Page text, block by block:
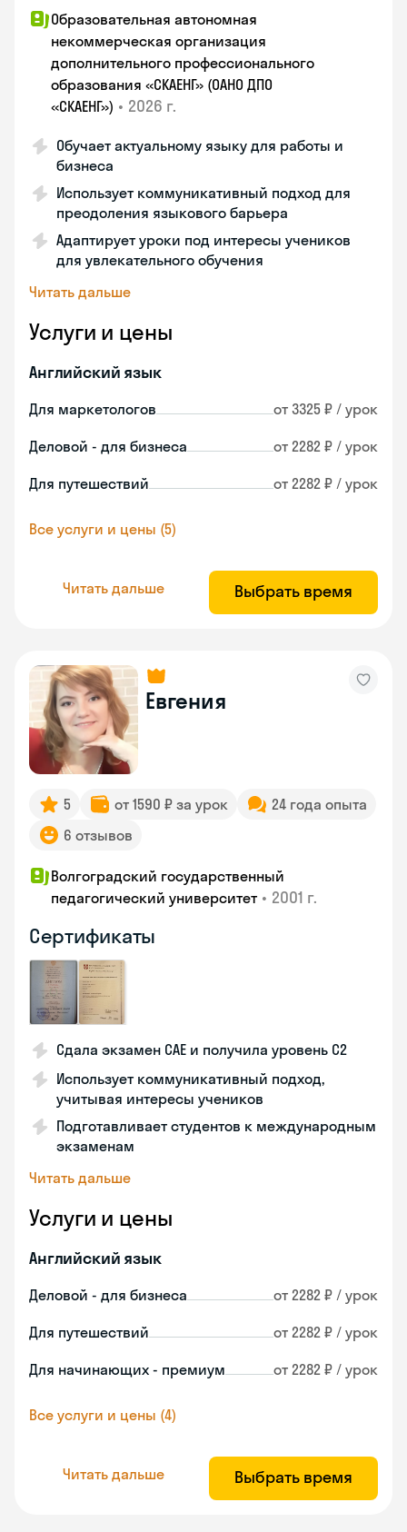
Образовательная автономная
некоммерческая организация
дополнительного профессионального
образования «СКАЕНГ» (ОАНО ДПО
«СКАЕНГ») • 2026 г.
Обучает актуальному языку для работы и
бизнеса
Использует коммуникативный подход для
преодоления языкового барьера
Адаптирует уроки под интересы учеников
для увлекательного обучения
Читать дальше
Услуги и цены
Английский язык
Для маркетологов от 3325 ₽ / урок
Деловой - для бизнеса от 2282 ₽ / урок
Для путешествий от 2282 ₽ / урок
Все услуги и цены (5)
Читать дальше Выбрать время
Евгения
5 от 1590 ₽ за урок
24 года опыта
6 отзывов
Волгоградский государственный
педагогический университет • 2001 г.
Сертификаты
Сдала экзамен CAE и получила уровень С2
Использует коммуникативный подход,
учитывая интересы учеников
Подготавливает студентов к международным
экзаменам
Читать дальше
Услуги и цены
Английский язык
Деловой - для бизнеса от 2282 ₽ / урок
Для путешествий от 2282 ₽ / урок
Для начинающих - премиум от 2282 ₽ / урок
Все услуги и цены (4)
Читать дальше Выбрать время